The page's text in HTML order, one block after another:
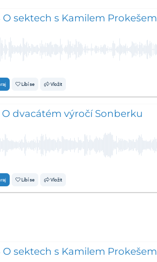
O sektech s Kamilem Prokešem
Líbí se Vložit
O dvacátém výročí Sonberku
Líbí se Vložit
O sektech s Kamilem Prokešem